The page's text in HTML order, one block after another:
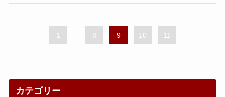
1 8 9 10 11
カテゴリー